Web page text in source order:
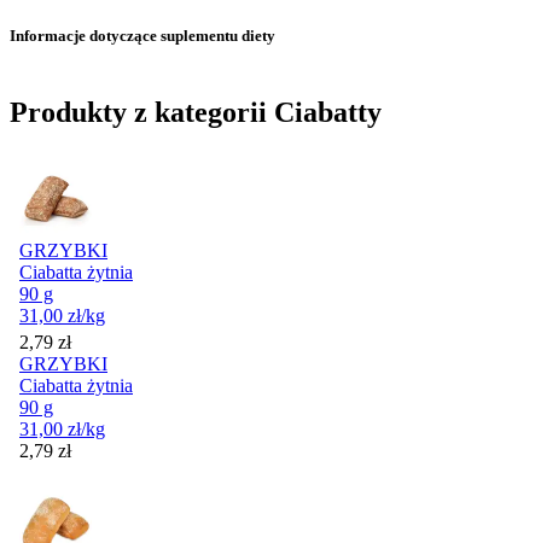
Informacje dotyczące suplementu diety
Produkty z kategorii Ciabatty
GRZYBKI
Ciabatta żytnia
90 g
31,00 zł/kg
Cena
2,79 zł
GRZYBKI
Ciabatta żytnia
90 g
31,00 zł/kg
Cena
2,79 zł